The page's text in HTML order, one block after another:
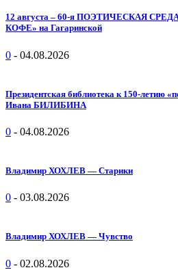
12 августа – 60-я ПОЭТИЧЕСКАЯ
КОФЕ» на Гагаринской
0 - 04.08.2026
Президентская библиотека к 150-летию
Ивана БИЛИБИНА
0 - 04.08.2026
Владимир ХОХЛЕВ — Старики
0 - 03.08.2026
Владимир ХОХЛЕВ — Чувство
0 - 02.08.2026